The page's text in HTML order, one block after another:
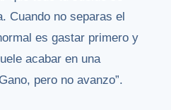
Cuando no separas el
es gastar primero y
acabar en una
pero no avanzo”.